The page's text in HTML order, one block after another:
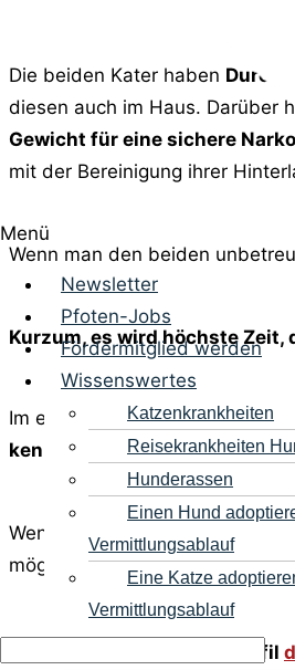
Menü
Newsletter
Pfoten-Jobs
Fördermitglied werden
Wissenswertes
Katzenkrankheiten
Reisekrankheiten
Hunderassen
Einen Hund
Vermittlungsablauf
Eine Katze
Vermittlungsablauf
Die beiden Kater haben
diesen auch im Haus. Darüber
Gewicht für eine sichere
mit der Bereinigung ihrer
Wenn man den beiden
Kurzum, es wird höchste
Im engen Kontakt mir der
kennenlernen.
Wenn Sie sich als Pflegestelle
möglich. Sie erreichen mich
Hier -> geht es zum Tierprofil